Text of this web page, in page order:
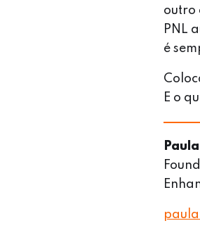
outro
PNL
é
E o